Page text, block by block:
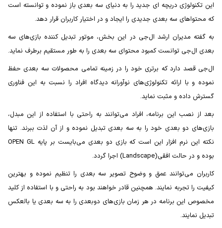
این تکنولوژی دریچه ای جدید را به دنیای سه بعدی باز نموده و توانسته است
که محتواهای سه بعدی جدیدی را ایجاد و در اختیار کاربران قرار دهد.
به گفته مدیران ارشد ال‌جی در این بخش، موتور تبدیل کننده بازی‌های سه
بعدی ال‌جی توانست کمبود محتوای سه بعدی را به طور مستقیم برطرف نماید.
ال‌جی قصد دارد که برتری خود را در زمینه تمامی محصولات سه بعدی حفظ
نموده و با ارائه تکنولوژی‌های نوآورانه دیدگاه افراد را نسبت به این فناوری
گسترش داده و مثبت نماید.
بعد از نصب این برنامه، افراد می‌توانند به راحتی با استفاده از این مبدل،
بازی‌های دو بعدی خود را به سه بعدی تبدیل نموده و از آن لذت ببرند. تنها
نکته این نرم افزار این است که بازی دو بعدی می‌بایست بر پایه OPEN GL
بوده و در حالت افقی(Landscape) اجرا گردد.
کاربران می‌توانند عمق و وضوح تصویر سه بعدی را تنظیم نموده و بهترین
کیفیت را تجربه نمایند. همچنین قادر خواهند بود به راحتی و با استفاده از کلید
مخصوص این برنامه در هر زمان بازی‌های دوبعدی را به سه بعدی یا بالعکس
تبدیل نمایند.